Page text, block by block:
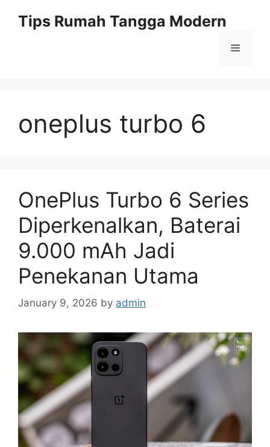
Tips Rumah Tangga Modern
Menu
oneplus turbo 6
OnePlus Turbo 6 Series
Diperkenalkan, Baterai
9.000 mAh Jadi
Penekanan Utama
January 9, 2026 by admin